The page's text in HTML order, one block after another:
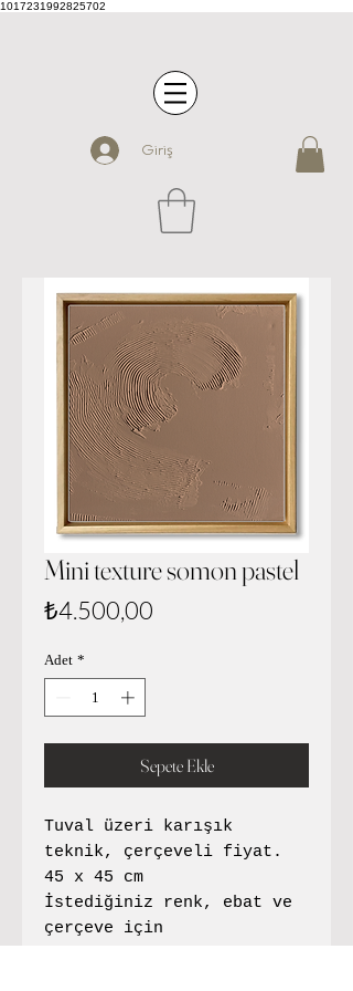
1017231992825702
Giriş
Mini texture somon pastel
₺4.500,00
Adet *
Sepete Ekle
Tuval üzeri karışık
teknik, çerçeveli fiyat.
45 x 45 cm
İstediğiniz renk, ebat ve
çerçeve için